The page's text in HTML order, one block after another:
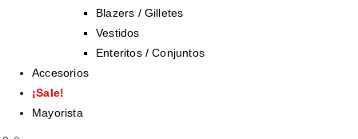
Blazers / Gilletes
Vestidos
Enteritos / Conjuntos
Accesorios
¡Sale!
Mayorista